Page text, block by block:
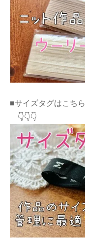
■サイズタグはこちら
👇👇👇